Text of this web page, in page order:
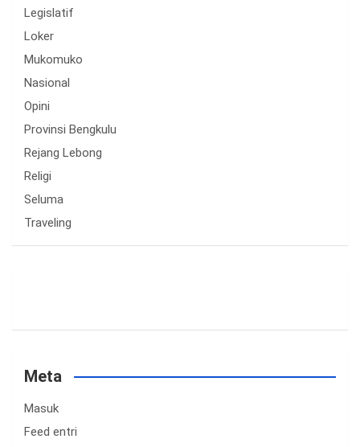
Legislatif
Loker
Mukomuko
Nasional
Opini
Provinsi Bengkulu
Rejang Lebong
Religi
Seluma
Traveling
Meta
Masuk
Feed entri